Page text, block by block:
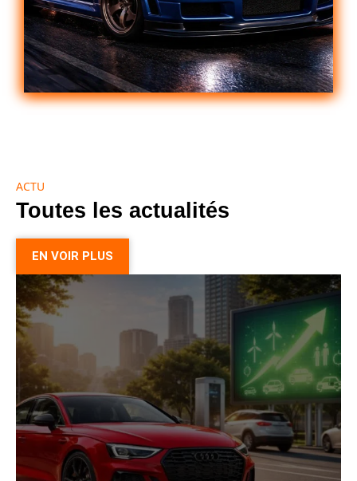
ACTU
Toutes les actualités
EN VOIR PLUS